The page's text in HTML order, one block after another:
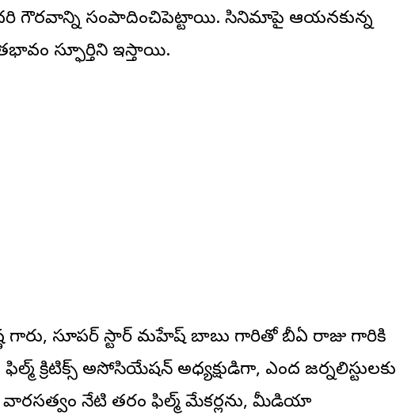
గౌరవాన్ని సంపాదించిపెట్టాయి. సినిమాపై ఆయనకున్న
స్ఫూర్తిని ఇస్తాయి.
గారు, సూపర్ స్టార్ మహేష్ బాబు గారితో బీఏ రాజు గారికి
క్రిటిక్స్ అసోసియేషన్ అధ్యక్షుడిగా, ఎందరో జర్నలిస్టులకు
నేటి తరం ఫిల్మ్ మేకర్లను, మీడియా